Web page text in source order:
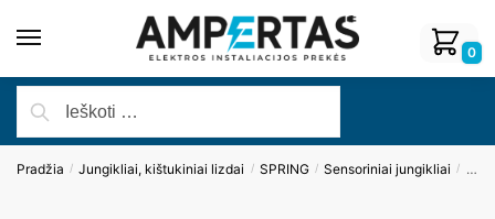
0
Pradžia / Jungikliai, kištukiniai lizdai / SPRING / Sensoriniai jungikliai /